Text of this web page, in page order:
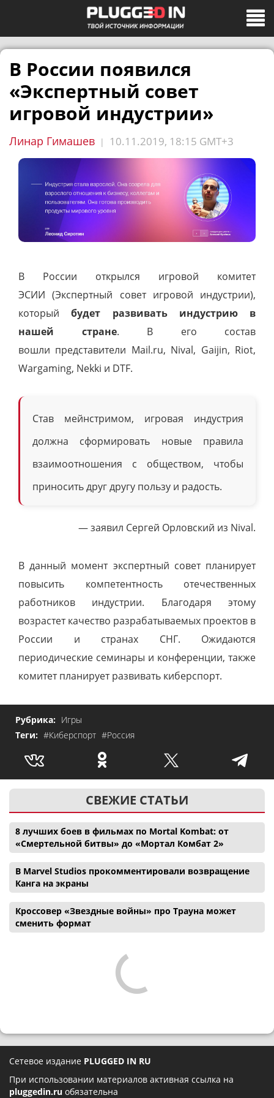
В России появился
«Экспертный совет
игровой индустрии»
Линар Гимашев | 10.11.2019, 18:15 GMT+3
В России открылся игровой комитет
ЭСИИ (Экспертный совет игровой индустрии),
которыйбудет развивать индустрию в
нашей стране. В его состав
вошли представители Mail.ru, Nival, Gaijin, Riot,
Wargaming, Nekki и DTF.
Став мейнстримом, игровая индустрия
должна сформировать новые правила
взаимоотношения с обществом, чтобы
приносить друг другу пользу и радость.
— заявил Сергей Орловский из Nival.
В данный момент экспертный совет планирует
повысить компетентность отечественных
работников индустрии. Благодаря этому
возрастет качество разрабатываемых проектов в
России и странах СНГ. Ожидаются
периодические семинары и конференции, также
комитет планирует развивать киберспорт.
Рубрика: Игры
Теги: #Киберспорт #Россия
СВЕЖИЕ СТАТЬИ
8 лучших боев в фильмах по Mortal Kombat: от
«Смертельной битвы» до «Мортал Комбат 2»
В Marvel Studios прокомментировали возвращение
Канга на экраны
Кроссовер «Звездные войны» про Трауна может
сменить формат
Сетевое издание PLUGGED IN RU
При использовании материалов активная ссылка на
pluggedin.ru обязательна